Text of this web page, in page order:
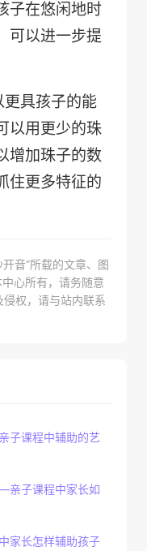
子在悠闲地时
可以进一步提
更具孩子的能
以用更少的珠
增加珠子的数
住更多特征的
音”所载的文章、图
心所有，请务随意
权，请与站内联系
子课程中辅助的艺
亲子课程中家长如
家长怎样辅助孩子